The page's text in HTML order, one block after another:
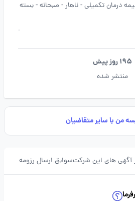
درمان تکمیلی -ناهار - صبحانه -بسته
-
195 روز پیش
منتشر شده
من با سایر متقاضیان
آگهی های این شرکتسوابق ارسال رزومه